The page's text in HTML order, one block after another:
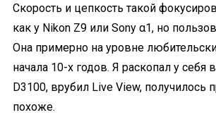
Скорость и цепкость такой
как у Nikon Z9 или Sony α1, но
Она примерно на уровне
начала 10-х годов. Я раскопал у себя
D3100, врубил Live View, получилось
похоже.